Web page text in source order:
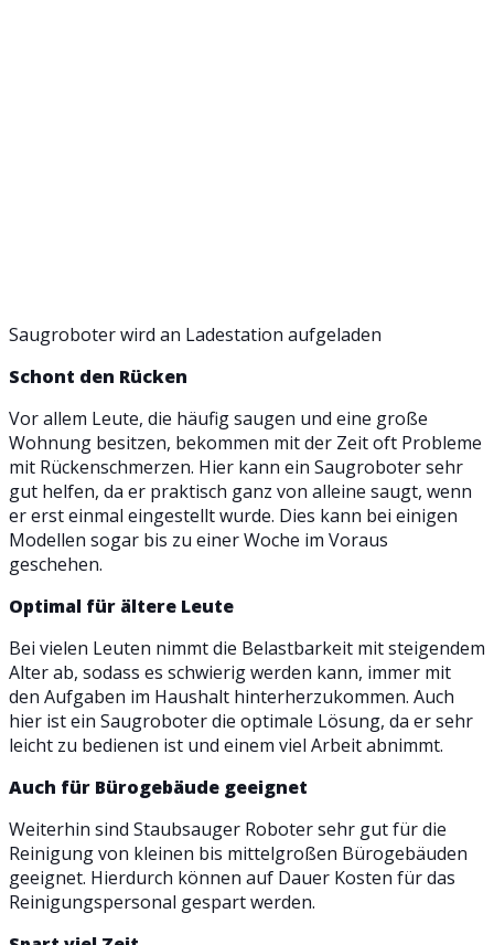
Saugroboter wird an Ladestation aufgeladen
Schont den Rücken
Vor allem Leute, die häufig saugen und eine große
Wohnung besitzen, bekommen mit der Zeit oft Probleme
mit Rückenschmerzen. Hier kann ein Saugroboter sehr
gut helfen, da er praktisch ganz von alleine saugt, wenn
er erst einmal eingestellt wurde. Dies kann bei einigen
Modellen sogar bis zu einer Woche im Voraus
geschehen.
Optimal für ältere Leute
Bei vielen Leuten nimmt die Belastbarkeit mit steigendem
Alter ab, sodass es schwierig werden kann, immer mit
den Aufgaben im Haushalt hinterherzukommen. Auch
hier ist ein Saugroboter die optimale Lösung, da er sehr
leicht zu bedienen ist und einem viel Arbeit abnimmt.
Auch für Bürogebäude geeignet
Weiterhin sind Staubsauger Roboter sehr gut für die
Reinigung von kleinen bis mittelgroßen Bürogebäuden
geeignet. Hierdurch können auf Dauer Kosten für das
Reinigungspersonal gespart werden.